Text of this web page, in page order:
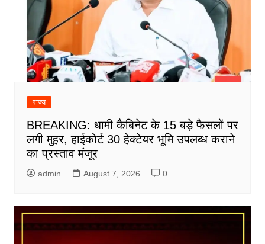
राज्य
BREAKING: धामी कैबिनेट के 15 बड़े फैसलों पर
लगी मुहर, हाईकोर्ट 30 हेक्टेयर भूमि उपलब्ध कराने
का प्रस्ताव मंजूर
admin August 7, 2026 0